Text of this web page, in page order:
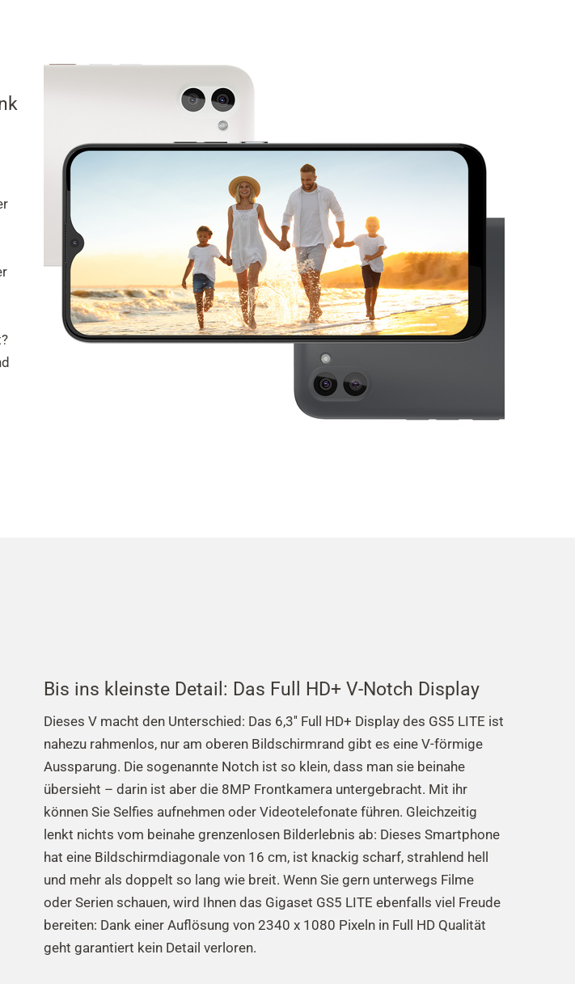
Bis ins kleinste Detail: Das Full HD+ V-Notch Display
Dieses V macht den Unterschied: Das 6,3'' Full HD+ Display des GS5 LITE ist
nahezu rahmenlos, nur am oberen Bildschirmrand gibt es eine V-förmige
Aussparung. Die sogenannte Notch ist so klein, dass man sie beinahe
übersieht – darin ist aber die 8MP Frontkamera untergebracht. Mit ihr
können Sie Selfies aufnehmen oder Videotelefonate führen. Gleichzeitig
lenkt nichts vom beinahe grenzenlosen Bilderlebnis ab: Dieses Smartphone
hat eine Bildschirmdiagonale von 16 cm, ist knackig scharf, strahlend hell
und mehr als doppelt so lang wie breit. Wenn Sie gern unterwegs Filme
oder Serien schauen, wird Ihnen das Gigaset GS5 LITE ebenfalls viel Freude
bereiten: Dank einer Auflösung von 2340 x 1080 Pixeln in Full HD Qualität
geht garantiert kein Detail verloren.